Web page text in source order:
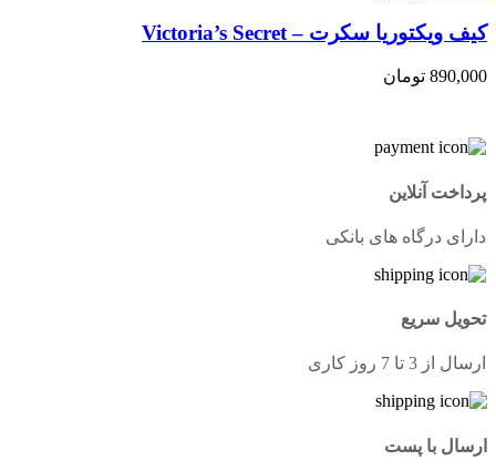
کیف ویکتوریا سکرت – Victoria’s Secret
890,000 تومان
پرداخت آنلاین
دارای درگاه های بانکی
تحویل سریع
ارسال از 3 تا 7 روز کاری
ارسال با پست